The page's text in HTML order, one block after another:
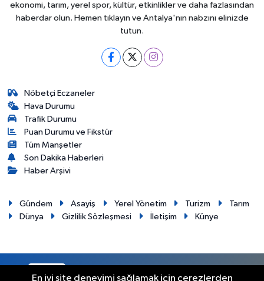
ekonomi, tarım, yerel spor, kültür, etkinlikler ve daha fazlasından
haberdar olun. Hemen tıklayın ve Antalya'nın nabzını elinizde
tutun.
Nöbetçi Eczaneler
Hava Durumu
Trafik Durumu
Puan Durumu ve Fikstür
Tüm Manşetler
Son Dakika Haberleri
Haber Arşivi
Gündem Asayiş Yerel Yönetim Turizm
Tarım
Dünya
Gizlilik Sözleşmesi İletişim Künye
RSS Copyright © 2012. Her hakkı saklıdır.
En iyi site deneyimi sağlamak için çerezlerden